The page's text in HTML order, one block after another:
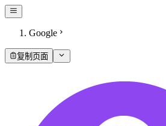
Google
复制页面